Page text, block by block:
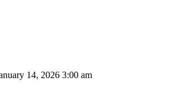
14, 2026 3:00 am